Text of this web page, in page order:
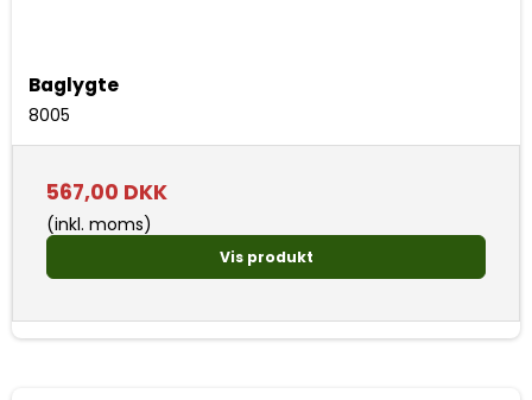
Baglygte
8005
567,00 DKK
(inkl. moms)
Vis produkt